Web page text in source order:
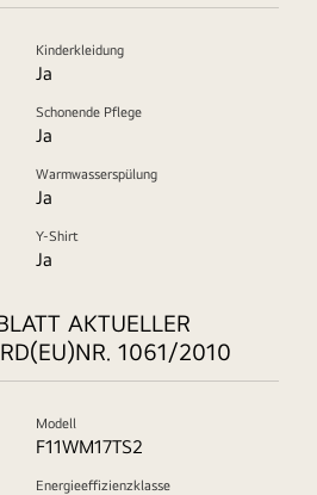
Kinderkleidung
Ja
Schonende Pflege
Ja
Warmwasserspülung
Ja
Y-Shirt
Ja
AKTUELLER
1061/2010
Modell
F11WM17TS2
Energieeffizienzklasse